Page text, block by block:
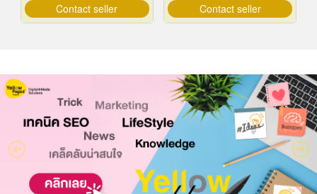
Contact seller Contact seller